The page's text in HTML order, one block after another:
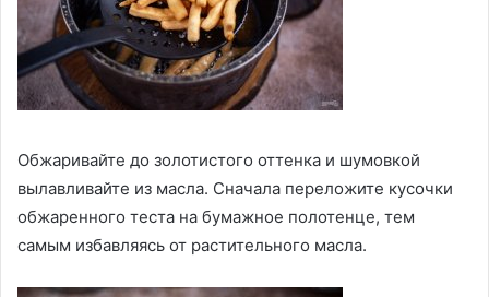
Обжаривайте до золотистого оттенка и шумовкой
вылавливайте из масла. Сначала переложите кусочки
обжаренного теста на бумажное полотенце, тем
самым избавляясь от растительного масла.